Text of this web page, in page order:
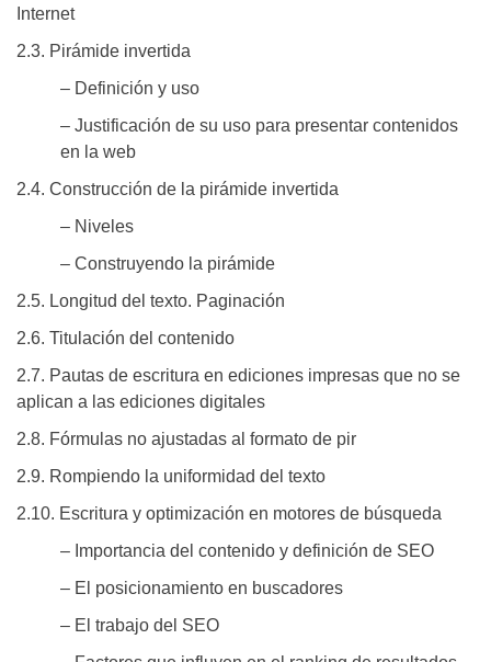
Internet
2.3. Pirámide invertida
– Definición y uso
– Justificación de su uso para presentar contenidos
en la web
2.4. Construcción de la pirámide invertida
– Niveles
– Construyendo la pirámide
2.5. Longitud del texto. Paginación
2.6. Titulación del contenido
2.7. Pautas de escritura en ediciones impresas que no se
aplican a las ediciones digitales
2.8. Fórmulas no ajustadas al formato de pir
2.9. Rompiendo la uniformidad del texto
2.10. Escritura y optimización en motores de búsqueda
– Importancia del contenido y definición de SEO
– El posicionamiento en buscadores
– El trabajo del SEO